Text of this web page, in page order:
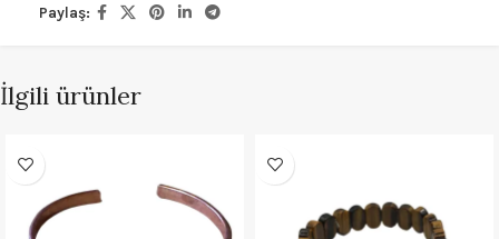
Paylaş:
İlgili ürünler